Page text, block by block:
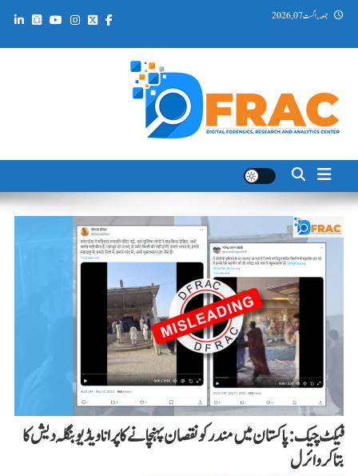
Skip جمعہ, اگست 07, 2026
DFRAC_ORG
فیکٹ چیک : پاکستان میں مندر کو نقصان پہنچانے کا پرانا ویڈیو بنگلہ دیش کا
بتاکر وائرل